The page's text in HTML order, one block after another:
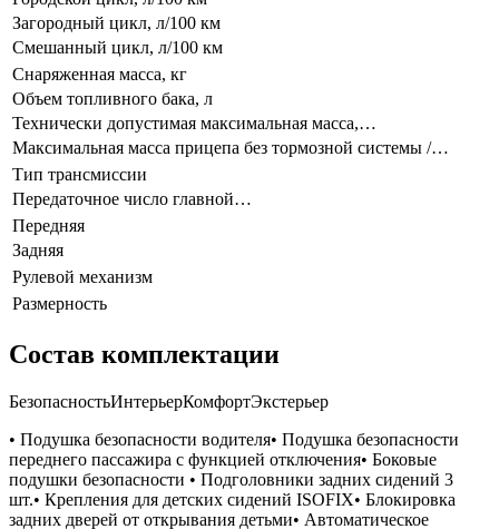
Загородный цикл, л/100 км
Смешанный цикл, л/100 км
Снаряженная масса, кг
Объем топливного бака, л
Технически допустимая максимальная масса,…
Максимальная масса прицепа без тормозной системы /…
Тип трансмиссии
Передаточное число главной…
Передняя
Задняя
Рулевой механизм
Размерность
Состав комплектации
БезопасностьИнтерьерКомфортЭкстерьер
• Подушка безопасности водителя• Подушка безопасности
переднего пассажира с функцией отключения• Боковые
подушки безопасности • Подголовники задних сидений 3
шт.• Крепления для детских сидений ISOFIX• Блокировка
задних дверей от открывания детьми• Автоматическое